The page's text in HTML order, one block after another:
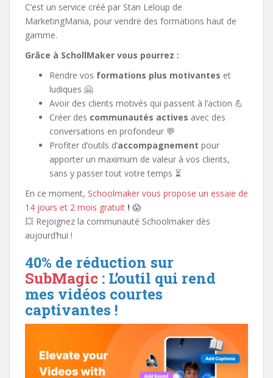
C’est un service créé par Stan Leloup de
MarketingMania, pour vendre des formations haut de
gamme.
Grâce à SchollMaker vous pourrez :
Rendre vos formations plus motivantes et
ludiques 🤗
Avoir des clients motivés qui passent à l’action 💪
Créer des communautés actives avec des
conversations en profondeur 💬
Profiter d’outils d’accompagnement pour
apporter un maximum de valeur à vos clients,
sans y passer tout votre temps ⏳
En ce moment, Schoolmaker vous propose un essaie de
14 jours et 2 mois gratuit ! 😱
💥 Rejoignez la communauté Schoolmaker dès
aujourd’hui !
40% de réduction sur
SubMagic : L’outil qui rend
mes vidéos courtes
captivantes !